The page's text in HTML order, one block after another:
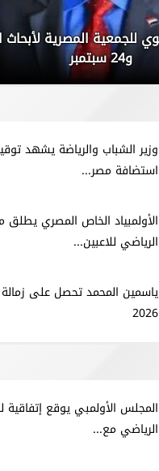
و24 سبتمبر
وزير الشباب والرياضة يشهد
استضافة مصر...
الأولمبياد الخاص المصري يطلق
الرياضي للاعبين...
ياسمين المحمد تحصل على زمالة
2026
المجلس الأولمبي يوقع إتفاقية
الرياضي مع...